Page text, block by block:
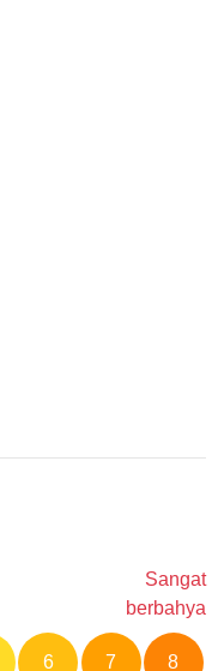
Sangat
berbahya
6 7 8